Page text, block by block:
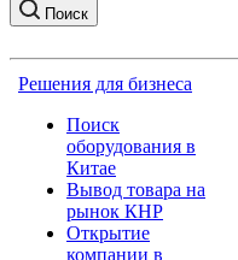
Поиск
Решения для бизнеса
Поиск
оборудования в
Китае
Вывод товара на
рынок КНР
Открытие
компании в